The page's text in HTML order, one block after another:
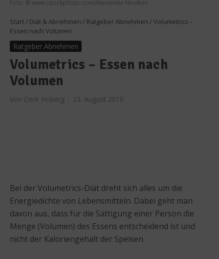
Foto: © www.istockphoto.com/Alexander Novikov
Start / Diät & Abnehmen / Ratgeber Abnehmen / Volumetrics –
Essen nach Volumen
Ratgeber Abnehmen
Volumetrics – Essen nach
Volumen
Von Derk Hoberg 23. August 2010
Bei der Volumetrics-Diät dreht sich alles um die
Energiedichte von Lebensmitteln. Dabei geht man
davon aus, dass für die Sättigung einer Person die
Menge (Volumen) des Essens entscheidend ist und
nicht der Kaloriengehalt der Speisen.